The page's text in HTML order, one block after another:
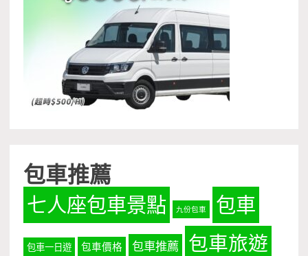
包車推薦
七人座包車景點 九份包車 包車
包車一日遊 包車價格 包車推薦 包車旅遊